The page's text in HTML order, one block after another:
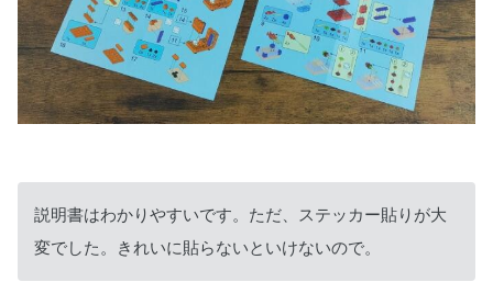
説明書はわかりやすいです。ただ、ステッカー貼りが大
変でした。きれいに貼らないといけないので。